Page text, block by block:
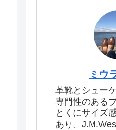
ミウ
革靴とシュー
専門性のある
とくにサイズ
あり、